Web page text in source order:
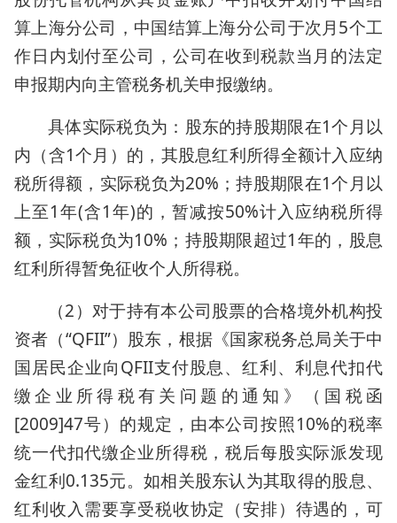
算上海分公司，中国结算上海分公司于次月5个工
作日内划付至公司，公司在收到税款当月的法定
申报期内向主管税务机关申报缴纳。
具体实际税负为：股东的持股期限在1个月以
内（含1个月）的，其股息红利所得全额计入应纳
税所得额，实际税负为20%；持股期限在1个月以
上至1年(含1年)的，暂减按50%计入应纳税所得
额，实际税负为10%；持股期限超过1年的，股息
红利所得暂免征收个人所得税。
（2）对于持有本公司股票的合格境外机构投
资者（“QFII”）股东，根据《国家税务总局关于中
国居民企业向QFII支付股息、红利、利息代扣代
缴企业所得税有关问题的通知》（国税函
[2009]47号）的规定，由本公司按照10%的税率
统一代扣代缴企业所得税，税后每股实际派发现
金红利0.135元。如相关股东认为其取得的股息、
红利收入需要享受税收协定（安排）待遇的，可